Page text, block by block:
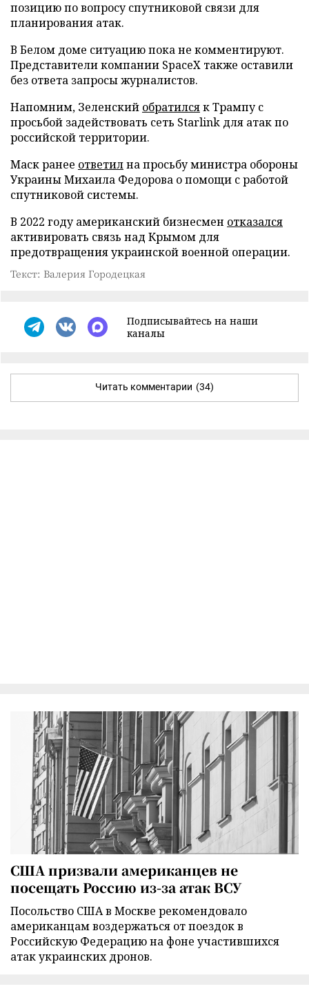
позицию по вопросу спутниковой связи для
планирования атак.
В Белом доме ситуацию пока не комментируют.
Представители компании SpaceX также оставили
без ответа запросы журналистов.
Напомним, Зеленский обратилсяк Трампу с
просьбой задействовать сеть Starlink для атак по
российской территории.
Маск ранее ответилна просьбу министра обороны
Украины Михаила Федорова о помощи с работой
спутниковой системы.
В 2022 году американский бизнесмен отказался
активировать связь над Крымом для
предотвращения украинской военной операции.
Текст: Валерия Городецкая
Подписывайтесь на наши
каналы
Читать комментарии (34)
США призвали американцев не
посещать Россию из-за атак ВСУ
Посольство США в Москве рекомендовало
американцам воздержаться от поездок в
Российскую Федерацию на фоне участившихся
атак украинских дронов.